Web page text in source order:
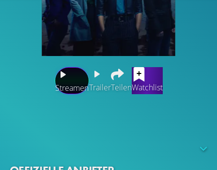
StreamenTrailerTeilenWatchlist
Übungsfall im Online-Kurs birgt für Emma allerdings eine